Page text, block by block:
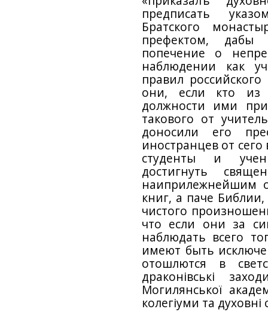
предписать
Братского
префектом, дабы
попечение о
наблюдении как
правил
они, если кто из
должности ими
такового от
доносили его
иностранцев от
студенты и
достигнуть
наиприлежнейшим
книг, а паче
чистого
что если они за
наблюдать всего
имеют быть
отошлются в
драконівські
Могилянської
колегіуми та духовні